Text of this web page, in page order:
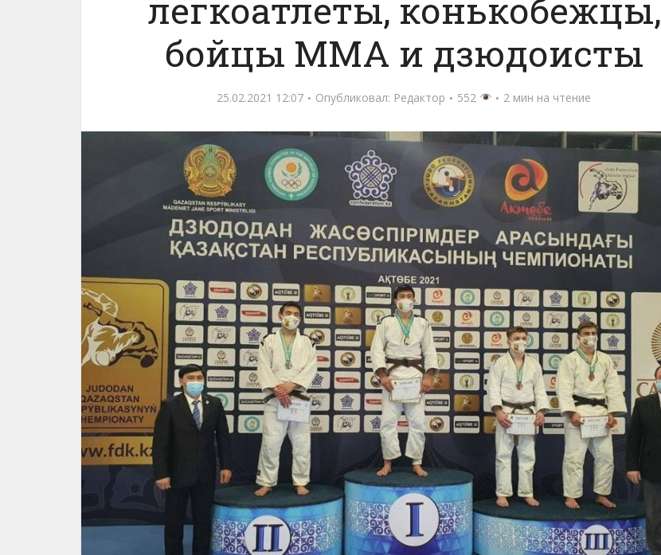
легкоатлеты, конькобежцы,
бойцы ММА и дзюдоисты
25.02.2021 12:07 Опубликовал: Редактор 552 2 мин на чтение